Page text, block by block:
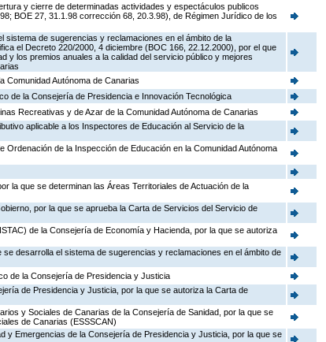
y cierre de determinadas actividades y espectáculos publicos
BOE 27, 31.1.98 corrección 68, 20.3.98), de Régimen Jurídico de los
sistema de sugerencias y reclamaciones en el ámbito de la
el Decreto 220/2000, 4 diciembre (BOC 166, 22.12.2000), por el que
y los premios anuales a la calidad del servicio público y mejores
Comunidad Autónoma de Canarias
de la Consejería de Presidencia e Innovación Tecnológica
Recreativas y de Azar de la Comunidad Autónoma de Canarias
aplicable a los Inspectores de Educación al Servicio de la
de la Inspección de Educación en la Comunidad Autónoma
la que se determinan las Áreas Territoriales de Actuación de la
por la que se aprueba la Carta de Servicios del Servicio de
de la Consejería de Economía y Hacienda, por la que se autoriza
desarrolla el sistema de sugerencias y reclamaciones en el ámbito de
de la Consejería de Presidencia y Justicia
de Presidencia y Justicia, por la que se autoriza la Carta de
y Sociales de Canarias de la Consejería de Sanidad, por la que se
de Canarias (ESSSCAN)
y Emergencias de la Consejería de Presidencia y Justicia, por la que se